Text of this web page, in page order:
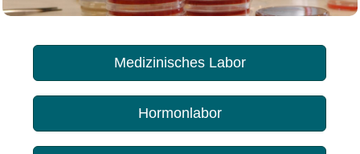
Medizinisches Labor
Hormonlabor